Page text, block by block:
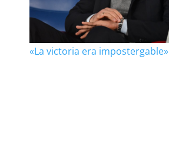
«La victoria era impostergable»